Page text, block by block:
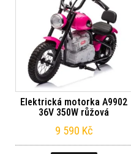
Elektrická motorka A9902
36V 350W růžová
9 590 Kč